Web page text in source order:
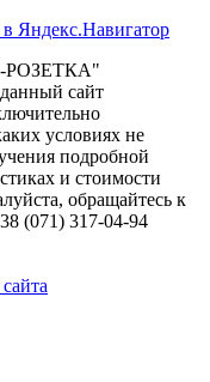
Яндекс.Навигатор
РОЗЕТКА"
сайт
условиях не
подробной
и стоимости
обращайтесь к
(071) 317-04-94